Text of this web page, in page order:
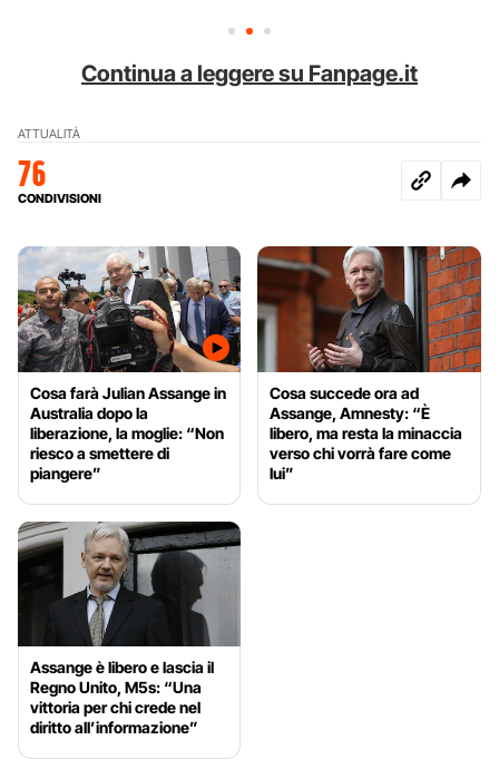
Continua a leggere su Fanpage.it
ATTUALITÀ
76
CONDIVISIONI
Cosa farà Julian Assange in
Australia dopo la
liberazione, la moglie: “Non
riesco a smettere di
piangere”
Cosa succede ora ad
Assange, Amnesty: “È
libero, ma resta la minaccia
verso chi vorrà fare come
lui”
Assange è libero e lascia il
Regno Unito, M5s: “Una
vittoria per chi crede nel
diritto all’informazione”